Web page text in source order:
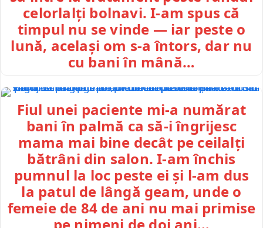
celorlalți bolnavi. I-am spus că
timpul nu se vinde — iar peste o
lună, același om s-a întors, dar nu
cu bani în mână…
Fiul unei paciente mi-a numărat
bani în palmă ca să-i îngrijesc
mama mai bine decât pe ceilalți
bătrâni din salon. I-am închis
pumnul la loc peste ei și l-am dus
la patul de lângă geam, unde o
femeie de 84 de ani nu mai primise
pe nimeni de doi ani…